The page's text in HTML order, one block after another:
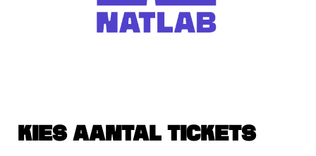
KIES AANTAL TICKETS